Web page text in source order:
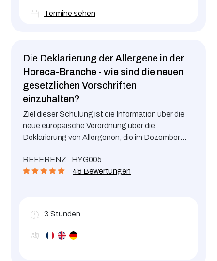
Termine sehen
Die Deklarierung der Allergene in der
Horeca-Branche - wie sind die neuen
gesetzlichen Vorschriften
einzuhalten?
Ziel dieser Schulung ist die Information über die
neue europäische Verordnung über die
Deklarierung von Allergenen, die im Dezember
REFERENZ : HYG005
48 Bewertungen
3 Stunden